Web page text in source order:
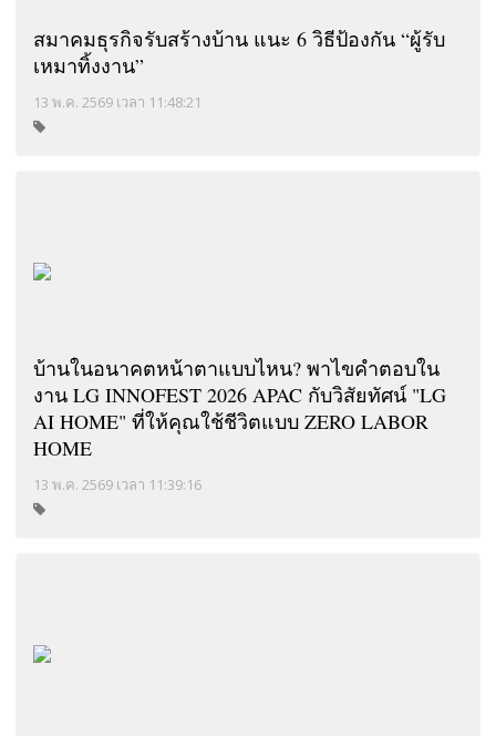
สมาคมธุรกิจรับสร้างบ้าน แนะ 6 วิธีป้องกัน “ผู้รับ
เหมาทิ้งงาน”
13 พ.ค. 2569 เวลา 11:48:21
บ้านในอนาคตหน้าตาแบบไหน? พาไขคำตอบใน
งาน LG INNOFEST 2026 APAC กับวิสัยทัศน์ "LG
AI HOME" ที่ให้คุณใช้ชีวิตแบบ ZERO LABOR
HOME
13 พ.ค. 2569 เวลา 11:39:16